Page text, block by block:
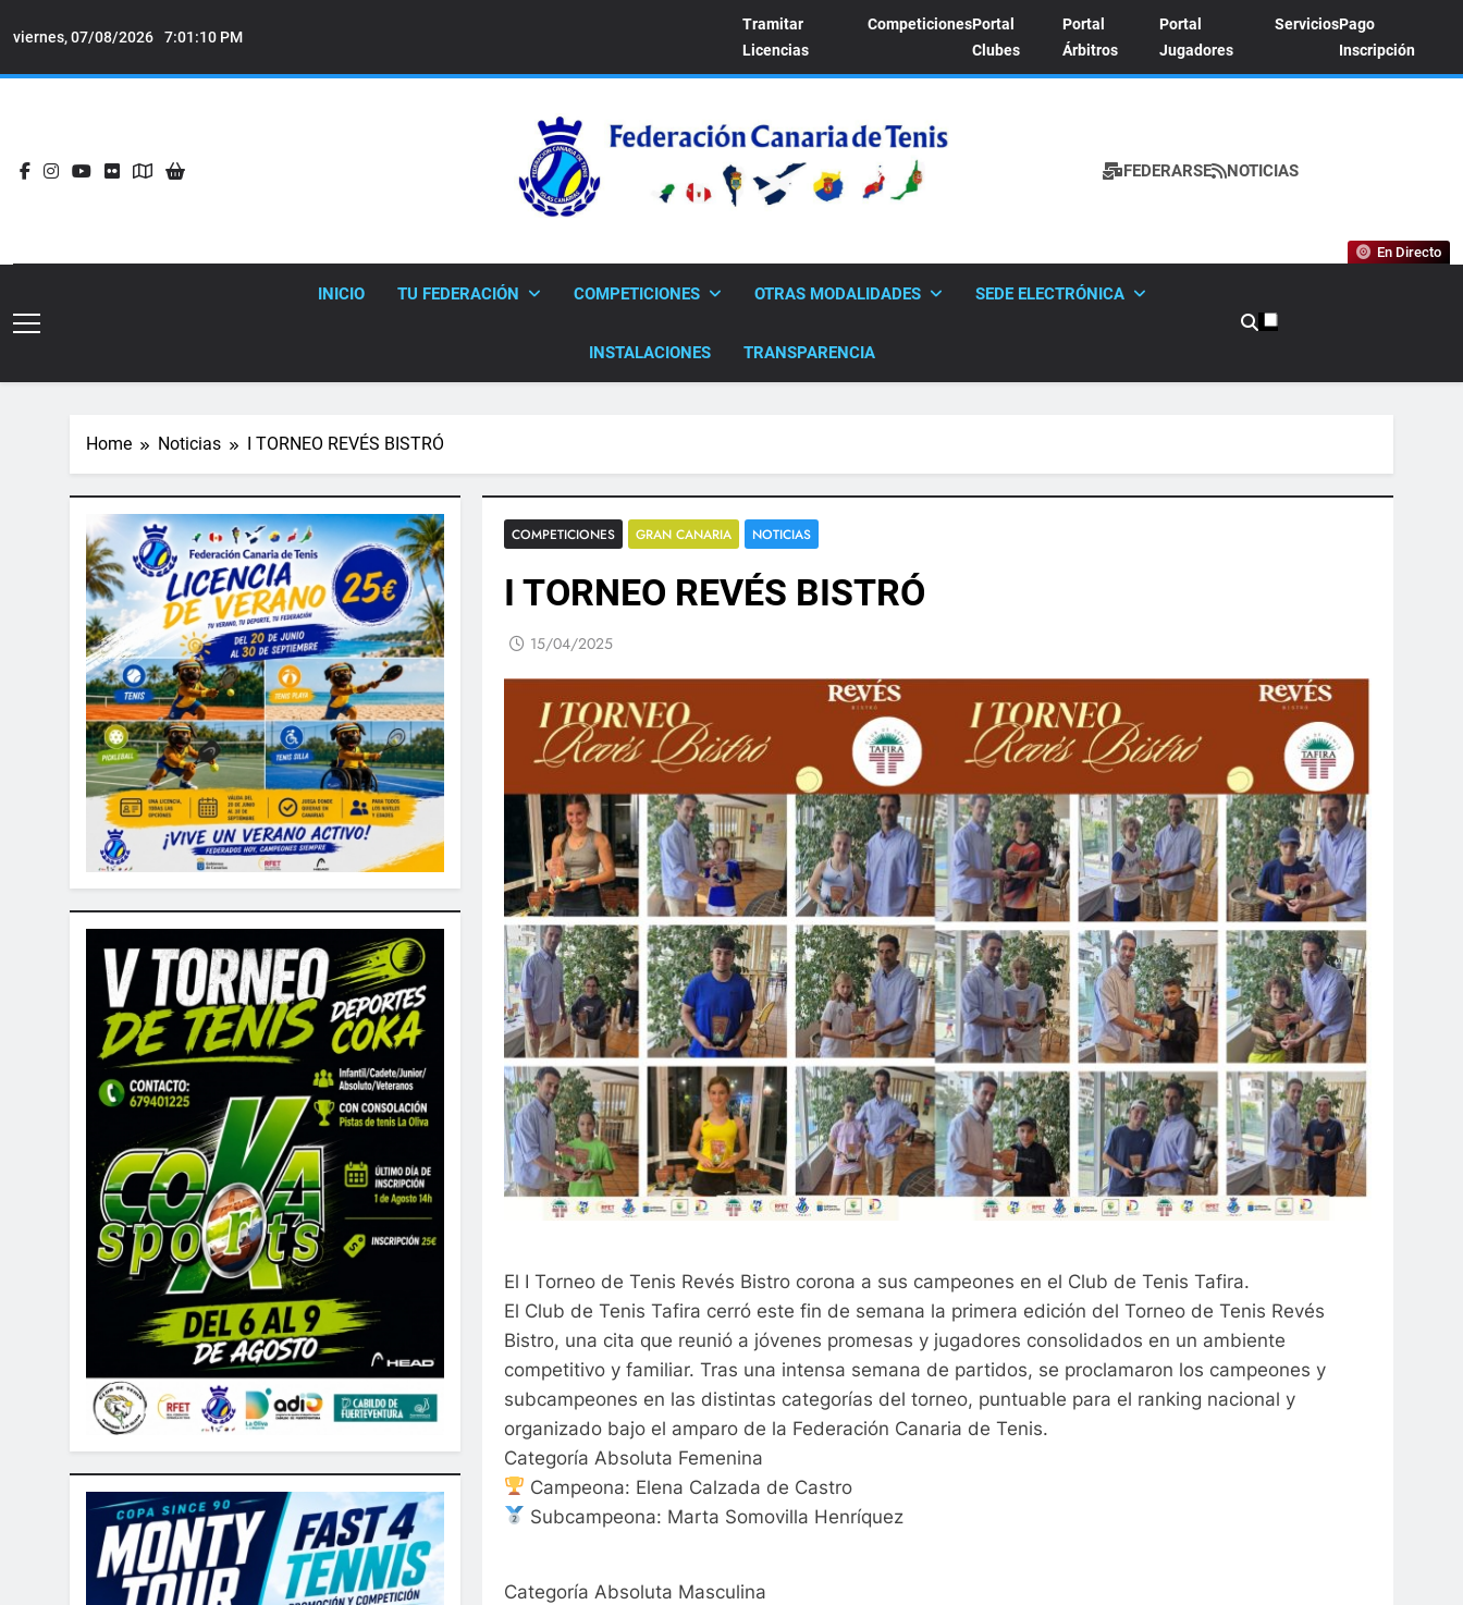
toviernes, 07/08/2026 7:01:11 PM
Tramitar
Licencias
CompeticionesPortal
Clubes
Portal
Árbitros
Portal
Jugadores
ServiciosPago
Inscripción
FEDERACION CANARIA DE TENIS
FEDERARSE NOTICIAS
En Directo
INICIO TU FEDERACIÓN COMPETICIONES OTRAS MODALIDADES SEDE ELECTRÓNICA
INSTALACIONES TRANSPARENCIA
Home Noticias I TORNEO REVÉS BISTRÓ
COMPETICIONES GRAN CANARIA NOTICIAS
I TORNEO REVÉS BISTRÓ
15/04/2025
El I Torneo de Tenis Revés Bistro corona a sus campeones en el Club de Tenis Tafira.
El Club de Tenis Tafira cerró este fin de semana la primera edición del Torneo de Tenis Revés
Bistro, una cita que reunió a jóvenes promesas y jugadores consolidados en un ambiente
competitivo y familiar. Tras una intensa semana de partidos, se proclamaron los campeones y
subcampeones en las distintas categorías del torneo, puntuable para el ranking nacional y
organizado bajo el amparo de la Federación Canaria de Tenis.
Categoría Absoluta Femenina
Campeona: Elena Calzada de Castro
Subcampeona: Marta Somovilla Henríquez
Categoría Absoluta Masculina